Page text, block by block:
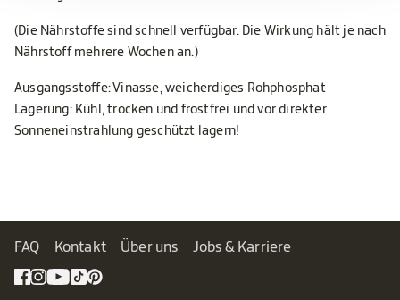
(Die Nährstoffe sind schnell verfügbar. Die Wirkung hält je nach
Nährstoff mehrere Wochen an.)
Ausgangsstoffe: Vinasse, weicherdiges Rohphosphat
Lagerung: Kühl, trocken und frostfrei und vor direkter
Sonneneinstrahlung geschützt lagern!
FAQ Kontakt Über uns Jobs & Karriere